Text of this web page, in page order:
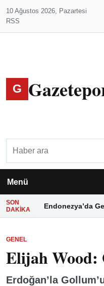
10 Ağustos 2026, Pazartesi
RSS
G
Menü
SON
DAKIKA
Endonezya’da
GENEL
Elijah Wood:
Erdoğan’la